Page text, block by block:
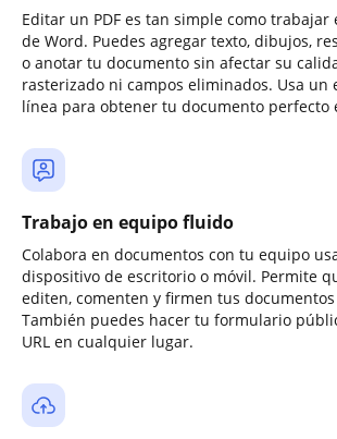
Editar un PDF es tan simple como
de Word. Puedes agregar texto, dibujos,
o anotar tu documento sin afectar su
rasterizado ni campos eliminados. Usa un
línea para obtener tu documento perfecto
Trabajo en equipo fluido
Colabora en documentos con tu equipo
dispositivo de escritorio o móvil. Permite
editen, comenten y firmen tus
También puedes hacer tu formulario
URL en cualquier lugar.